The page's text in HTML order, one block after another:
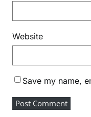
Website
Save my name,